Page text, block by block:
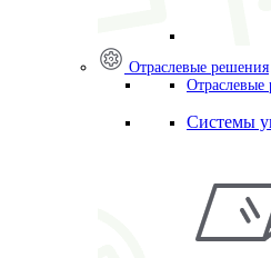
Отраслевые решения
Отраслевые
Системы